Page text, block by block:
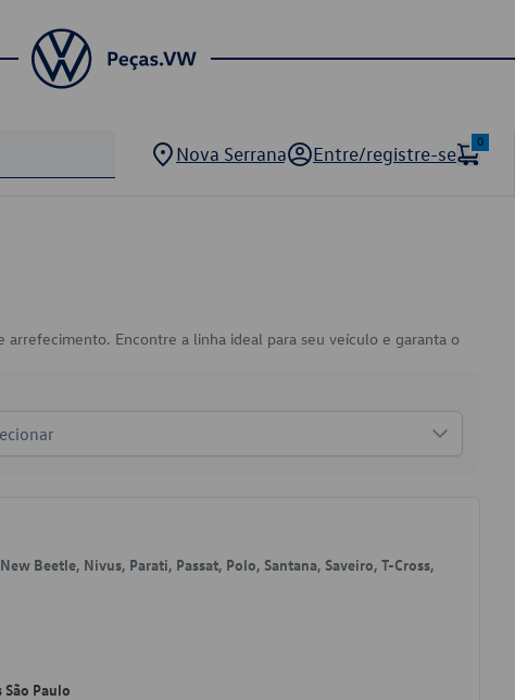
Nova Serrana Entre/registre-se
0
Encontre a linha ideal para seu veículo e garanta o
Beetle, Nivus, Parati, Passat, Polo, Santana, Saveiro, T-Cross,
Paulo